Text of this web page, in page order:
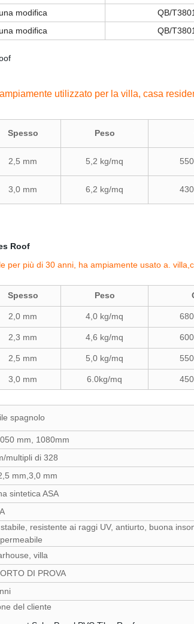
modifica
QB/
modifica QB/
utilizzato per la villa, casa
Spesso Peso
2,5 mm 5,2 kg/mq
3,0 mm 6,2 kg/mq
per più di 30 anni, ha ampiamente usato a.
Spesso Peso
2,0 mm 4,0 kg/mq
2,3 mm 4,6 kg/mq
2,5 mm 5,0 kg/mq
3,0 mm 6.0kg/mq
spagnolo
mm, 1080mm
multipli di 328
mm,3,0 mm
sintetica ASA
resistente ai raggi UV, antiurto, buona
villa
DI PROVA
del cliente